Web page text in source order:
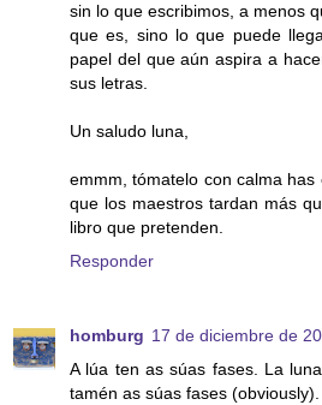
sin lo que escribimos, a menos
que es, sino lo que puede
papel del que aún aspira a
sus letras.
Un saludo luna,
emmm, tómatelo con calma
que los maestros tardan más
libro que pretenden.
Responder
homburg 17 de diciembre de
A lúa ten as súas fases. La
tamén as súas fases (obviously).